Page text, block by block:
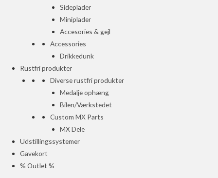
Sideplader
Miniplader
Accesories & gejl
Accessories
Drikkedunk
Rustfri produkter
Diverse rustfri produkter
Medalje ophæng
Bilen/Værkstedet
Custom MX Parts
MX Dele
Udstillingssystemer
Gavekort
% Outlet %